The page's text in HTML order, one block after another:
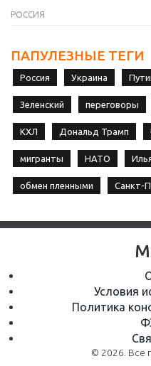
РОССИЯ
ПАПУЛЕЗНЫЕ ТЕГИ
Россия Украина
Зеленский переговоры
КХЛ Дональд Трамп
мигранты НАТО
обмен пленными Санкт-
Условия
Политика
© 2026. Все